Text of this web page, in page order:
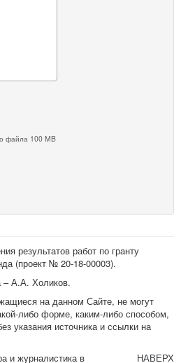
файла 100 MB
результатов работ по гранту
(проект № 20-18-00003).
– А.А. Холиков.
на данном Сайте, не могут
либо форме, каким-либо способом,
указания источника и ссылки на
НАВЕРХ
и журналистика в